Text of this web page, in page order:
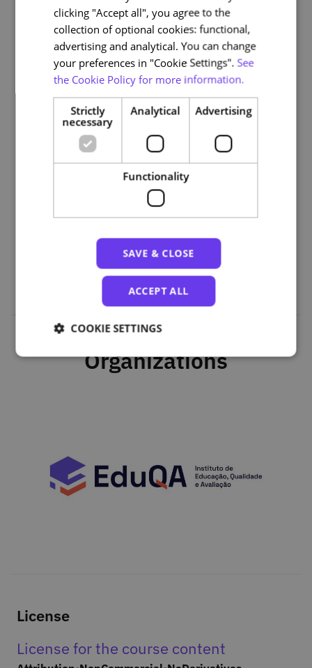
A conclusão do curso permite a obtenção de um
Certificado Digital de Conclusão, se tiver uma
classificação igual ou superior a 70%.
Course plan
Introdução
Módulo 1 | Modelos de intervenção
Módulo 2 | Recursos Organizacionais
Organizations
License
License for the course content
clicking "Accept all", you agree to the
collection of optional cookies: functional,
advertising and analytical. You can change
your preferences in "Cookie Settings". See
the Cookie Policy for more information.
Strictly
necessary
Analytical Advertising
Functionality
SAVE & CLOSE
ACCEPT ALL
COOKIE SETTINGS